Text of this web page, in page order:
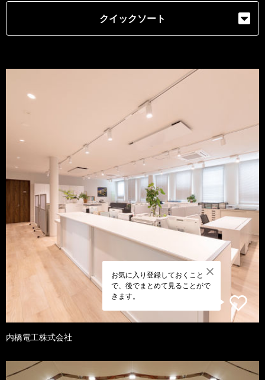
クイックソート
お気に入り登録しておくこと
で、後でまとめて見ることがで
きます。
内橋電工株式会社